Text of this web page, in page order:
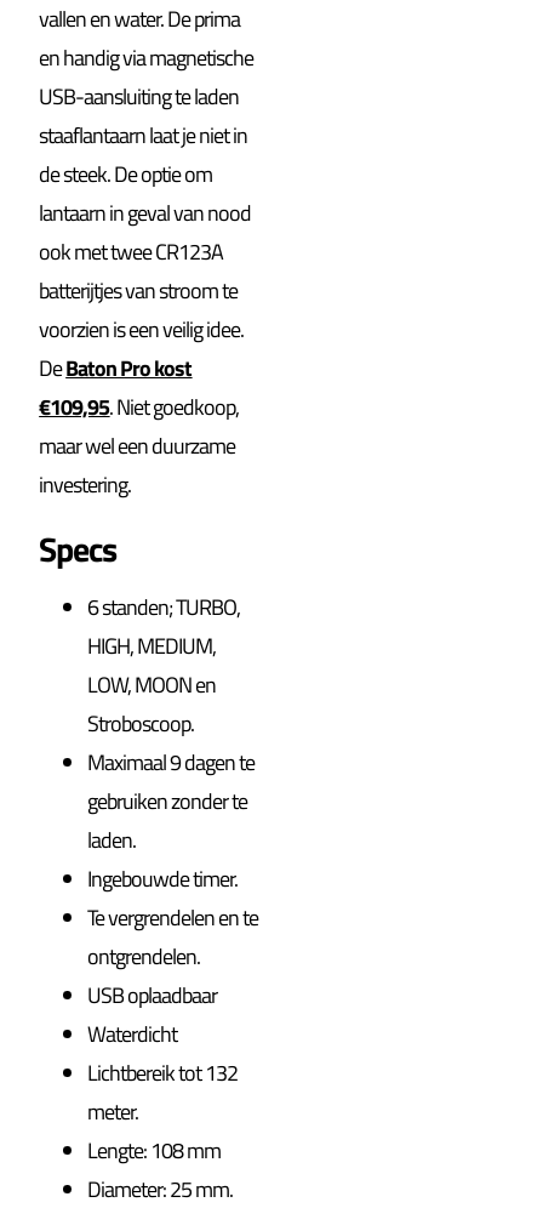
vallen en water. De prima
en handig via magnetische
USB-aansluiting te laden
staaflantaarn laat je niet in
de steek. De optie om
lantaarn in geval van nood
ook met twee CR123A
batterijtjes van stroom te
voorzien is een veilig idee.
DeBaton Pro kost
€109,95. Niet goedkoop,
maar wel een duurzame
investering.
Specs
6 standen; TURBO,
HIGH, MEDIUM,
LOW, MOON en
Stroboscoop.
Maximaal 9 dagen te
gebruiken zonder te
laden.
Ingebouwde timer.
Te vergrendelen en te
ontgrendelen.
USB oplaadbaar
Waterdicht
Lichtbereik tot 132
meter.
Lengte: 108 mm
Diameter: 25 mm.